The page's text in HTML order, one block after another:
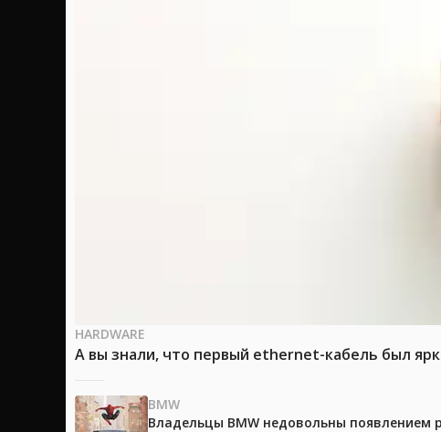
HARDWARE
А вы знали, что первый ethernet-кабель был
BMW
Владельцы BMW недовольны появлением